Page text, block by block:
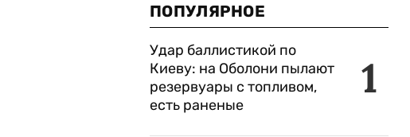
ПОПУЛЯРНОЕ
1
Удар баллистикой по
Киеву: на Оболони пылают
резервуары с топливом,
есть раненые